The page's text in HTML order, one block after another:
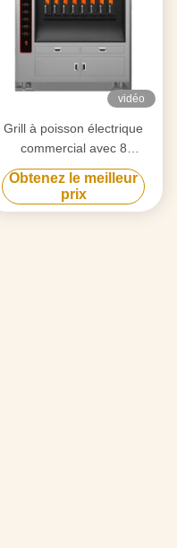
vidéo
Grill à poisson électrique
commercial avec 8
compartiments 8 poissons à
la fois
Obtenez le meilleur
prix